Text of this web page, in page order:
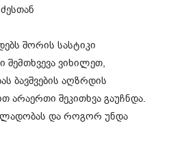
შორის სასტიკი
შემთხვევა ვიხილეთ,
ბავშვების აღზრდის
არაერთი შეკითხვა გაუჩნდა.
და როგორ უნდა